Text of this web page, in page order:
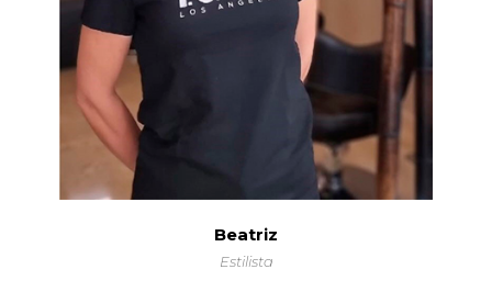
Beatriz
Estilista